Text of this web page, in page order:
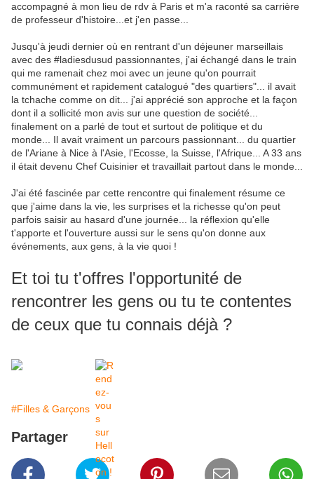
accompagné à mon lieu de rdv à Paris et m'a raconté sa carrière
de professeur d'histoire...et j'en passe...
Jusqu'à jeudi dernier où en rentrant d'un déjeuner marseillais
avec des #ladiesdusud passionnantes, j'ai échangé dans le train
qui me ramenait chez moi avec un jeune qu'on pourrait
communément et rapidement catalogué "des quartiers"... il avait
la tchache comme on dit... j'ai apprécié son approche et la façon
dont il a sollicité mon avis sur une question de société...
finalement on a parlé de tout et surtout de politique et du
monde... Il avait vraiment un parcours passionnant... du quartier
de l'Ariane à Nice à l'Asie, l'Ecosse, la Suisse, l'Afrique... A 33 ans
il était devenu Chef Cuisinier et travaillait partout dans le monde...
J'ai été fascinée par cette rencontre qui finalement résume ce
que j'aime dans la vie, les surprises et la richesse qu'on peut
parfois saisir au hasard d'une journée... la réflexion qu'elle
t'apporte et l'ouverture aussi sur le sens qu'on donne aux
événements, aux gens, à la vie quoi !
Et toi tu t'offres l'opportunité de
rencontrer les gens ou tu te contentes
de ceux que tu connais déjà ?
#Filles & Garçons
Partager